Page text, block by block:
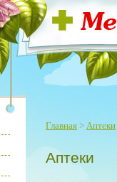
Главная > Аптеки
Аптеки